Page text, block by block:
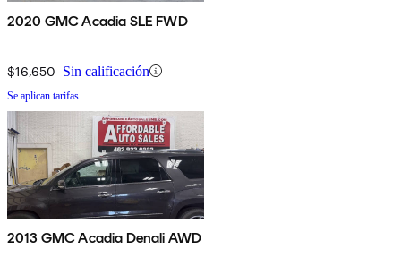
2020 GMC Acadia SLE FWD
$16,650 Sin calificación
Se aplican tarifas
2013 GMC Acadia Denali AWD